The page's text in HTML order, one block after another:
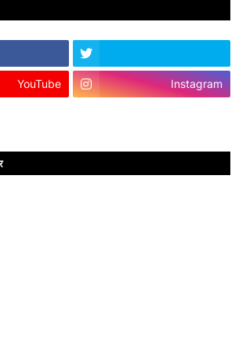
YouTube Instagram